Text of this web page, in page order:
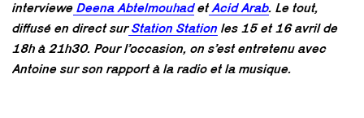
interviewe Deena Abtelmouhadet Acid Arab. Le tout,
diffusé en direct sur Station Station les 15 et 16 avril de
18h à 21h30. Pour l’occasion, on s’est entretenu avec
Antoine sur son rapport à la radio et la musique.